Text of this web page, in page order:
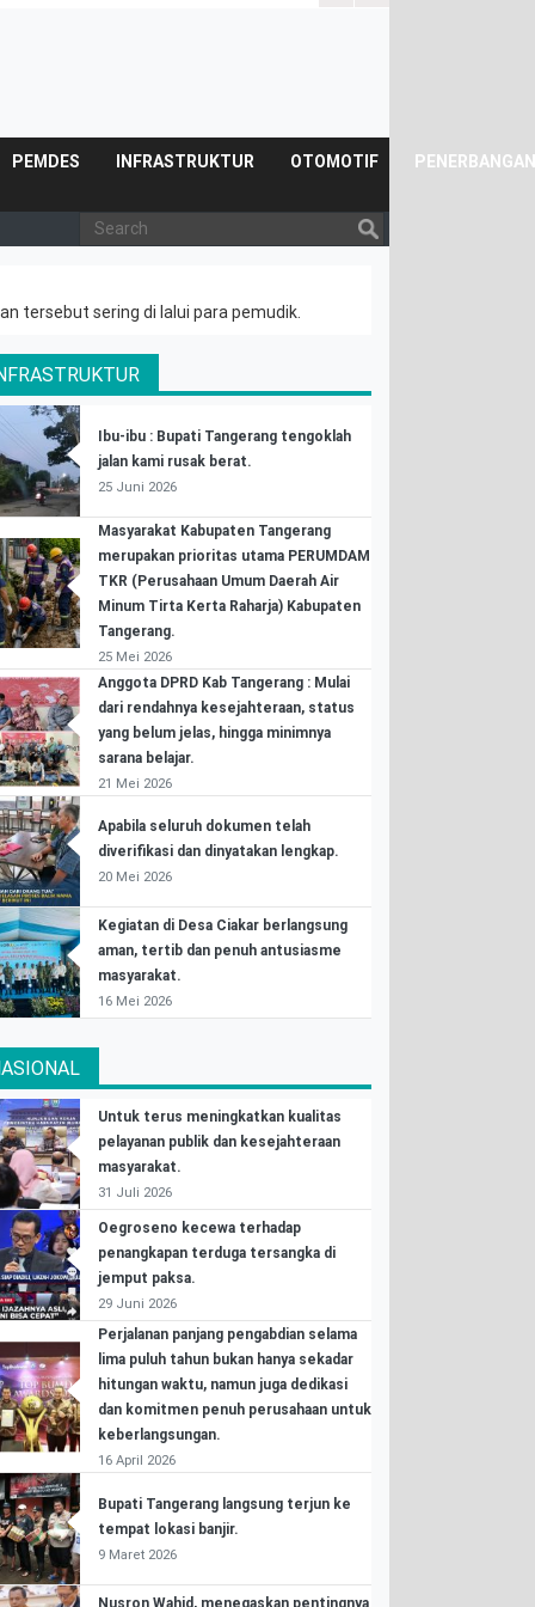
PEMDES INFRASTRUKTUR OTOMOTIF PENERBANGAN
tersebut sering di lalui para pemudik.
Ibu-ibu : Bupati Tangerang tengoklah
jalan kami rusak berat.
25 Juni 2026
Masyarakat Kabupaten Tangerang
merupakan prioritas utama PERUMDAM
TKR (Perusahaan Umum Daerah Air
Minum Tirta Kerta Raharja) Kabupaten
Tangerang.
25 Mei 2026
Anggota DPRD Kab Tangerang : Mulai
dari rendahnya kesejahteraan, status
yang belum jelas, hingga minimnya
sarana belajar.
21 Mei 2026
Apabila seluruh dokumen telah
diverifikasi dan dinyatakan lengkap.
20 Mei 2026
Kegiatan di Desa Ciakar berlangsung
aman, tertib dan penuh antusiasme
masyarakat.
16 Mei 2026
Untuk terus meningkatkan kualitas
pelayanan publik dan kesejahteraan
masyarakat.
31 Juli 2026
Oegroseno kecewa terhadap
penangkapan terduga tersangka di
jemput paksa.
29 Juni 2026
Perjalanan panjang pengabdian selama
lima puluh tahun bukan hanya sekadar
hitungan waktu, namun juga dedikasi
dan komitmen penuh perusahaan untuk
keberlangsungan.
16 April 2026
Bupati Tangerang langsung terjun ke
tempat lokasi banjir.
9 Maret 2026
Nusron Wahid, menegaskan pentingnya